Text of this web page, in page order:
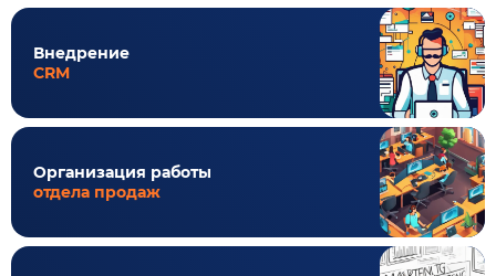
Внедрение
CRM
Организация работы
отдела продаж